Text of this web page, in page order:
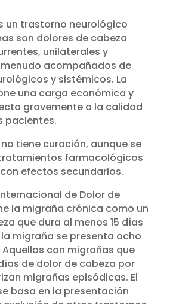
un trastorno neurológico
son dolores de cabeza
unilaterales y
acompañados de
y sistémicos. La
una carga económica y
gravemente a la calidad
pacientes.
tiene curación, aunque se
farmacológicos
efectos secundarios.
de Dolor de
la migraña crónica como un
que dura al menos 15 días
migraña se presenta ocho
con migrañas que
de dolor de cabeza por
migrañas episódicas. El
basa en la presentación